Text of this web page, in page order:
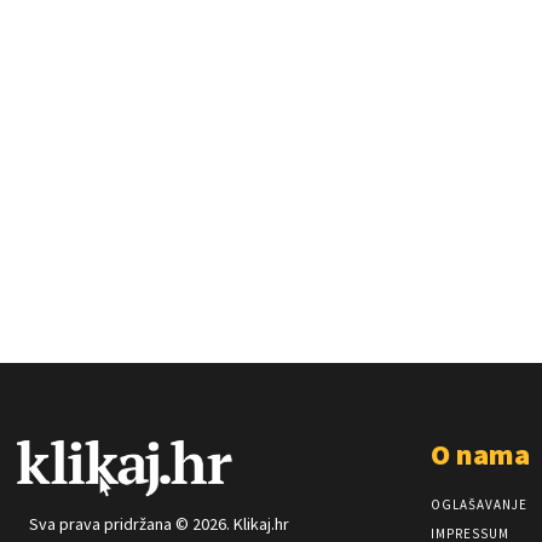
Sva prava pridržana © 2026. Klikaj.hr
O nama
OGLAŠAVANJE
IMPRESSUM